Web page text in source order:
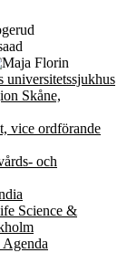
universitetssjukhus
Skåne,
vice ordförande
och
Science &